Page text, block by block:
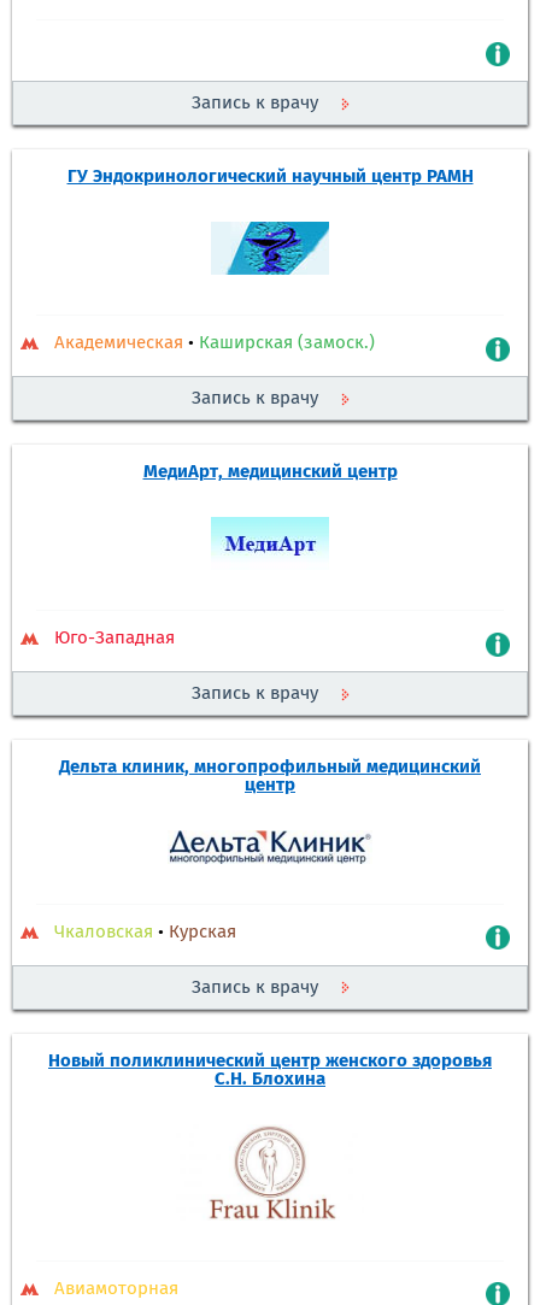
Запись к врачу
ГУ Эндокринологический научный центр РАМН
Академическая • Каширская (замоск.)
Запись к врачу
МедиАрт, медицинский центр
Юго-Западная
Запись к врачу
Дельта клиник, многопрофильный медицинский
центр
Чкаловская • Курская
Запись к врачу
Новый поликлинический центр женского здоровья
С.Н. Блохина
Авиамоторная